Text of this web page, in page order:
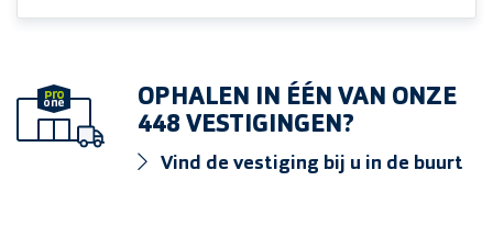
OPHALEN IN ÉÉN VAN ONZE
448 VESTIGINGEN?
Vind de vestiging bij u in de buurt